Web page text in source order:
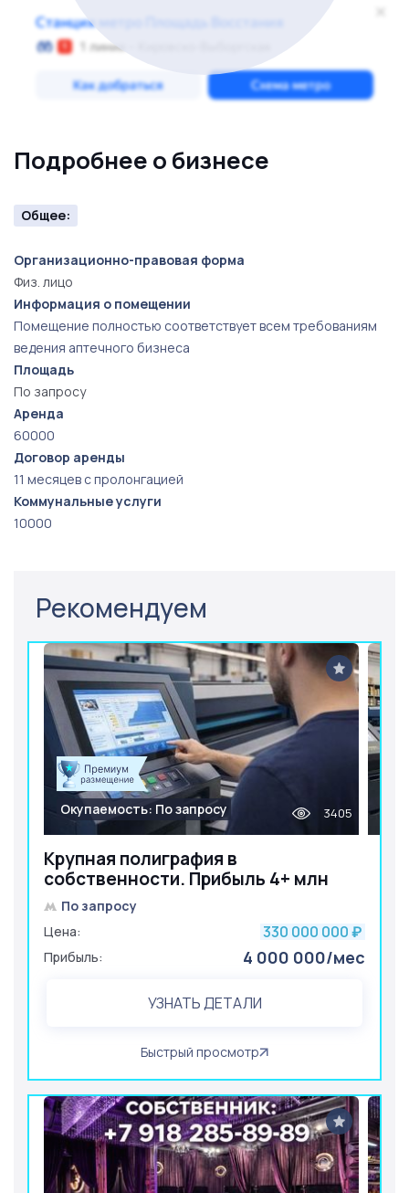
Подробнее о бизнесе
Общее:
Организационно-правовая форма
Физ. лицо
Информация о помещении
Помещение полностью соответствует всем требованиям
ведения аптечного бизнеса
Площадь
По запросу
Аренда
60000
Договор аренды
11 месяцев с пролонгацией
Коммунальные услуги
10000
Рекомендуем
Крупная полиграфия в
собственности. Прибыль 4+ млн
Окупаемость: По запросу 3405
По запросу
Цена:
330 000 000 ₽
Прибыль: 4 000 000/мес
УЗНАТЬ ДЕТАЛИ
Быстрый просмотр